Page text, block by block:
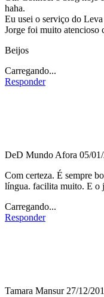
haha.
Eu usei o serviço do
Jorge foi muito atencioso
Beijos
Carregando...
Responder
DeD Mundo Afora 05/
Com certeza. É sempre
língua. facilita muito. E o
Carregando...
Responder
Tamara Mansur 27/12/